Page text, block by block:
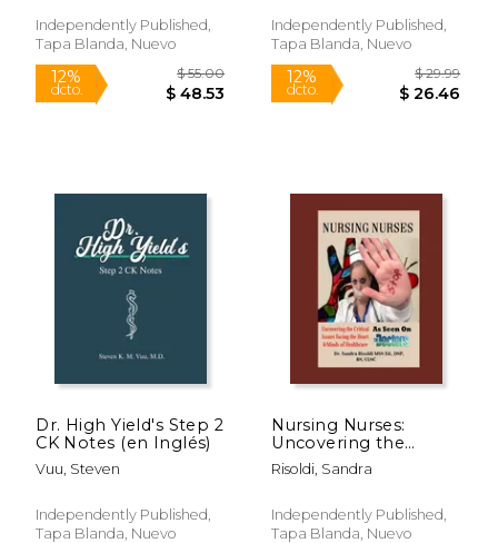
dcto. $ 51.91
6%
dcto.
(Includes 200+ Cases
of Ethics) (en Inglés)
Independently Published,
Tapa Blanda, Nuevo
Independently Published,
Tapa Blanda, Nuevo
Dr. High Yield's Step 2
CK Notes (en Inglés)
Vuu, Steven
Independently Published,
Tapa Blanda, Nuevo
Nursing Nurses:
Uncovering the
Critical Issues Facing
the Heart & Minds of
Inglés)
Risoldi, Sandra
Independently Published,
Tapa Blanda, Nuevo